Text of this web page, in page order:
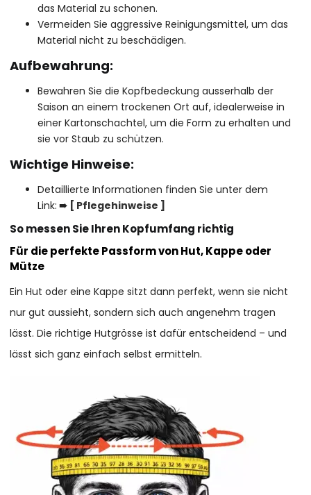
das Material zu schonen.
Vermeiden Sie aggressive Reinigungsmittel, um das
Material nicht zu beschädigen.
Aufbewahrung:
Bewahren Sie die Kopfbedeckung ausserhalb der
Saison an einem trockenen Ort auf, idealerweise in
einer Kartonschachtel, um die Form zu erhalten und
sie vor Staub zu schützen.
Wichtige Hinweise:
Detaillierte Informationen finden Sie unter dem
Link: ➠ [ Pflegehinweise ]
So messen Sie Ihren Kopfumfang richtig
Für die perfekte Passform von Hut, Kappe oder
Mütze
Ein Hut oder eine Kappe sitzt dann perfekt, wenn sie nicht
nur gut aussieht, sondern sich auch angenehm tragen
lässt. Die richtige Hutgrösse ist dafür entscheidend – und
lässt sich ganz einfach selbst ermitteln.